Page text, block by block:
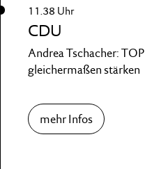
11.38 Uhr
CDU
Andrea Tschacher:
gleichermaßen stärken
mehr Infos